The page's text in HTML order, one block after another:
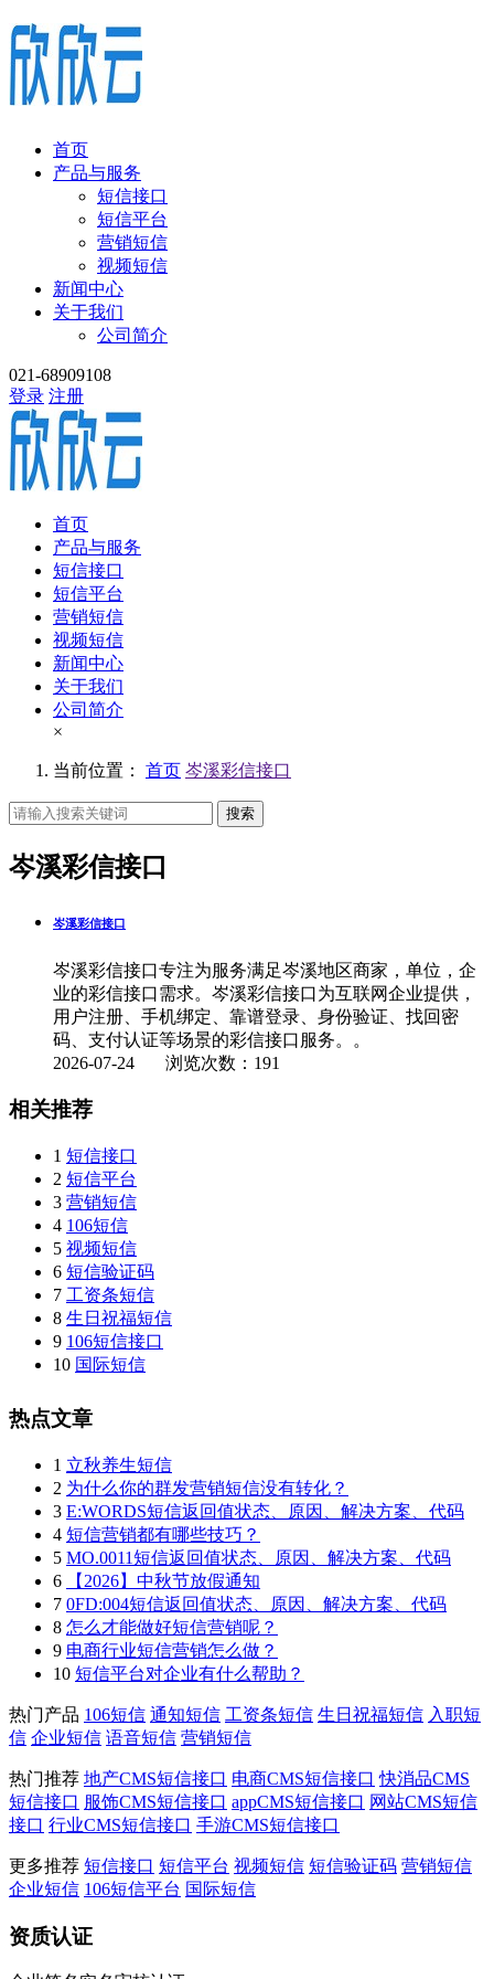
首页
产品与服务
短信接口
短信平台
营销短信
视频短信
新闻中心
关于我们
公司简介
021-68909108
登录 注册
首页
产品与服务
短信接口
短信平台
营销短信
视频短信
新闻中心
关于我们
公司简介
×
当前位置： 首页 岑溪彩信接口
搜索
岑溪彩信接口
岑溪彩信接口
岑溪彩信接口专注为服务满足岑溪地区商家，单位，企
业的彩信接口需求。岑溪彩信接口为互联网企业提供，
用户注册、手机绑定、靠谱登录、身份验证、找回密
码、支付认证等场景的彩信接口服务。。
2026-07-24 浏览次数：191
相关推荐
1 短信接口
2 短信平台
3 营销短信
4 106短信
5 视频短信
6 短信验证码
7 工资条短信
8 生日祝福短信
9 106短信接口
10 国际短信
热点文章
1 立秋养生短信
2 为什么你的群发营销短信没有转化？
3 E:WORDS短信返回值状态、原因、解决方案、代码
4 短信营销都有哪些技巧？
5 MO.0011短信返回值状态、原因、解决方案、代码
6
【2026】中秋节放假通知
7 0FD:004短信返回值状态、原因、解决方案、代码
8 怎么才能做好短信营销呢？
9 电商行业短信营销怎么做？
10 短信平台对企业有什么帮助？
热门产品 106短信 通知短信 工资条短信 生日祝福短信 入职短
信 企业短信 语音短信 营销短信
热门推荐 地产CMS短信接口 电商CMS短信接口 快消品CMS
短信接口 服饰CMS短信接口 appCMS短信接口 网站CMS短信
接口 行业CMS短信接口 手游CMS短信接口
更多推荐 短信接口 短信平台 视频短信 短信验证码 营销短信
企业短信 106短信平台 国际短信
资质认证